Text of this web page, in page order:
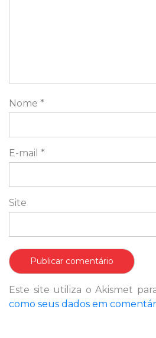
Nome *
E-mail *
Site
Este site utiliza o Akismet
como seus dados em